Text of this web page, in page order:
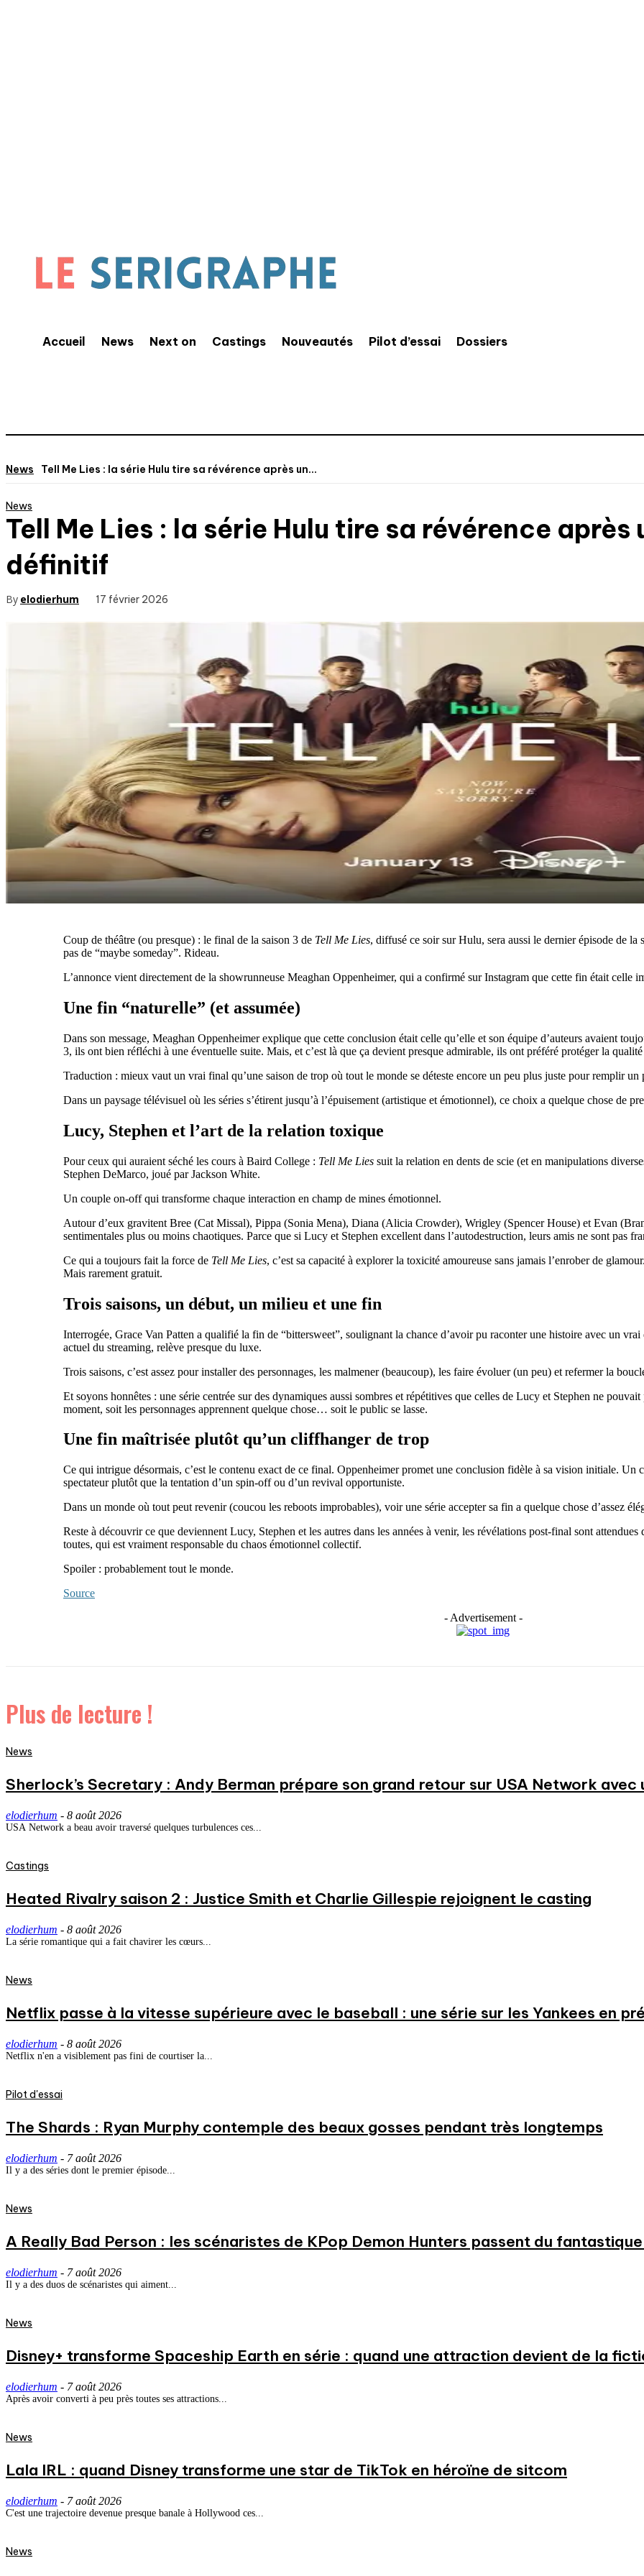
Accueil News Next on Castings Nouveautés Pilot d’essai Dossiers
News Tell Me Lies : la série Hulu tire sa révérence après un...
News
Tell Me Lies : la série Hulu tire sa révérence
définitif
By elodierhum 17 février 2026
Coup de théâtre (ou presque) : le final de la saison 3 de Tell Me Lies, diffusé ce soir surHulu, sera aussi le dernier épisode de
pas de “maybe someday”. Rideau.
L’annonce vient directement de la showrunneuse Meaghan Oppenheimer, qui a confirmé sur Instagram que cette fin était celle
Une fin “naturelle” (et assumée)
Dans son message, Meaghan Oppenheimer explique que cette conclusion était celle qu’elle et son équipe d’auteurs avaient
3, ils ont bien réfléchi à une éventuelle suite. Mais, et c’est là que ça devient presque admirable, ils ont préféré protéger la
Traduction : mieux vaut un vrai final qu’une saison de trop où tout le monde se déteste encore un peu plus juste pour remplir un
Dans un paysage télévisuel où les séries s’étirent jusqu’à l’épuisement (artistique et émotionnel), ce choix a quelque chose de
Lucy, Stephen et l’art de la relation toxique
Pour ceux qui auraient séché les cours à Baird College : Tell Me Lies suit la relation en dents de scie (et en manipulations
Stephen DeMarco, joué parJackson White.
Un couple on-off qui transforme chaque interaction en champ de mines émotionnel.
Autour d’eux gravitent Bree (Cat Missal), Pippa (Sonia Mena), Diana (Alicia Crowder), Wrigley (Spencer House) et Evan
sentimentales plus ou moins chaotiques. Parce que si Lucy et Stephen excellent dans l’autodestruction, leurs amis ne sont pas
Ce qui a toujours fait la force de Tell Me Lies, c’est sa capacité à explorer la toxicité amoureuse sans jamais l’enrober de
Mais rarement gratuit.
Trois saisons, un début, un milieu et une fin
Interrogée, Grace Van Patten a qualifié la fin de “bittersweet”, soulignant la chance d’avoir pu raconter une histoire avec un
actuel du streaming, relève presque du luxe.
Trois saisons, c’est assez pour installer des personnages, les malmener (beaucoup), les faire évoluer (un peu) et refermer la
Et soyons honnêtes : une série centrée sur des dynamiques aussi sombres et répétitives que celles de Lucy et Stephen ne
moment, soit les personnages apprennent quelque chose… soit le public se lasse.
Une fin maîtrisée plutôt qu’un cliffhanger de trop
Ce qui intrigue désormais, c’est le contenu exact de ce final. Oppenheimer promet une conclusion fidèle à sa vision initiale.
spectateur plutôt que la tentation d’un spin-off ou d’un revival opportuniste.
Dans un monde où tout peut revenir (coucou les reboots improbables), voir une série accepter sa fin a quelque chose d’assez
Reste à découvrir ce que deviennent Lucy, Stephen et les autres dans les années à venir, les révélations post-final sont
toutes, qui est vraiment responsable du chaos émotionnel collectif.
Spoiler : probablement tout le monde.
Source
- Advertisement -
Plus de lecture !
News
Sherlock’s Secretary : Andy Berman prépare son grand retour sur USA Network
elodierhum - 8 août 2026
USA Network a beau avoir traversé quelques turbulences ces...
Castings
Heated Rivalry saison 2 : Justice Smith et Charlie Gillespie rejoignent le casting
elodierhum - 8 août 2026
La série romantique qui a fait chavirer les cœurs...
News
Netflix passe à la vitesse supérieure avec le baseball : une série sur les Yankees en
elodierhum - 8 août 2026
Netflix n'en a visiblement pas fini de courtiser la...
Pilot d'essai
The Shards : Ryan Murphy contemple des beaux gosses pendant très longtemps
elodierhum - 7 août 2026
Il y a des séries dont le premier épisode...
News
A Really Bad Person : les scénaristes de KPop Demon Hunters passent du
elodierhum - 7 août 2026
Il y a des duos de scénaristes qui aiment...
News
Disney+ transforme Spaceship Earth en série : quand une attraction devient de la
elodierhum - 7 août 2026
Après avoir converti à peu près toutes ses attractions...
News
Lala IRL : quand Disney transforme une star de TikTok en héroïne de sitcom
elodierhum - 7 août 2026
C'est une trajectoire devenue presque banale à Hollywood ces...
News